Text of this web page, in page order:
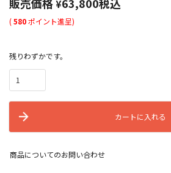
¥
(580ポイント進呈)
残りわずかです。
カートに入れる
商品についてのお問い合わせ